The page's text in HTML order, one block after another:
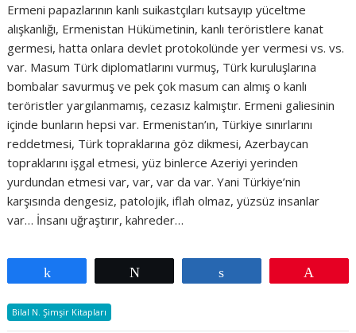
Ermeni papazlarının kanlı suikastçıları kutsayıp yüceltme
alışkanlığı, Ermenistan Hükümetinin, kanlı teröristlere kanat
germesi, hatta onlara devlet protokolünde yer vermesi vs. vs.
var. Masum Türk diplomatlarını vurmuş, Türk kuruluşlarına
bombalar savurmuş ve pek çok masum can almış o kanlı
teröristler yargılanmamış, cezasız kalmıştır. Ermeni galiesinin
içinde bunların hepsi var. Ermenistan’ın, Türkiye sınırlarını
reddetmesi, Türk topraklarına göz dikmesi, Azerbaycan
topraklarını işgal etmesi, yüz binlerce Azeriyi yerinden
yurdundan etmesi var, var, var da var. Yani Türkiye’nin
karşısında dengesiz, patolojik, iflah olmaz, yüzsüz insanlar
var… İnsanı uğraştırır, kahreder…
Bilal N. Şimşir Kitapları